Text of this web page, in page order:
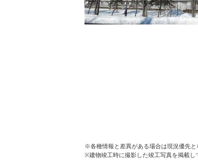
※各種情報と差異がある場合は現況優先と
※建物竣工時に撮影した竣工写真を掲載し